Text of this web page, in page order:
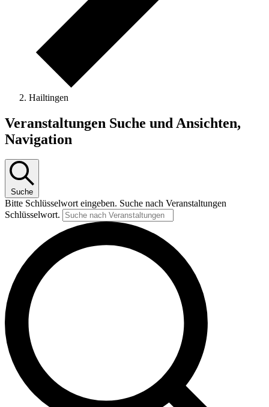
Hailtingen
Veranstaltungen
for
Mai
2026
Veranstaltungen Suche und Ansichten,
Navigation
Suche
Bitte Schlüsselwort eingeben. Suche nach Veranstaltungen
Schlüsselwort.